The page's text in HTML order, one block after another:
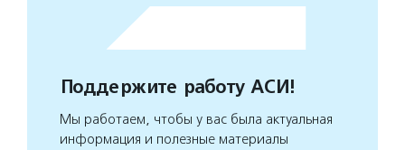
Поддержите работу АСИ!
Мы работаем, чтобы у вас была актуальная
информация и полезные материалы